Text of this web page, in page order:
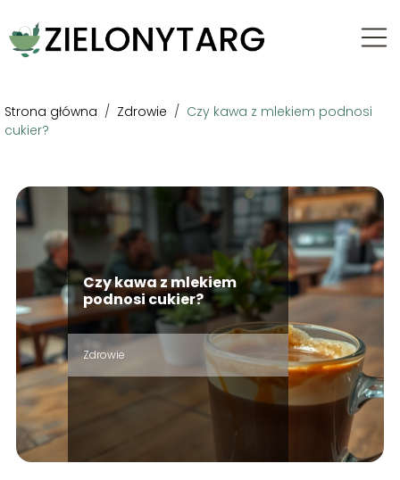
Strona główna / Zdrowie / Czy kawa z mlekiem podnosi
cukier?
Czy kawa z mlekiem
podnosi cukier?
Zdrowie